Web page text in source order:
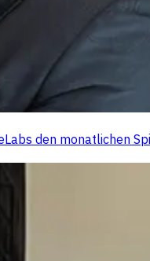
den monatlichen